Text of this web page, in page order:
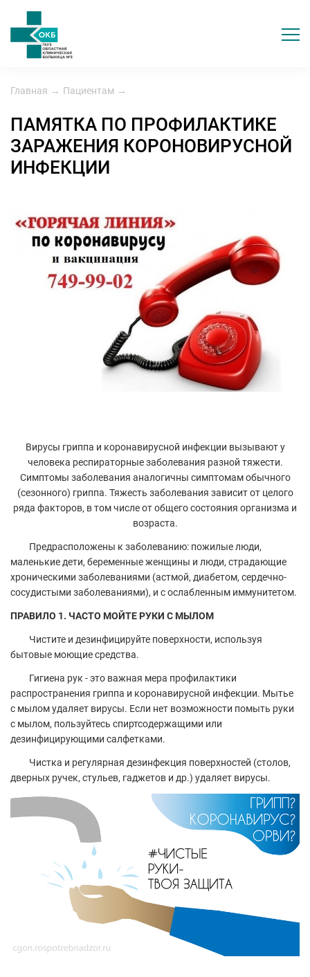
Главная → Пациентам →
ПАМЯТКА ПО ПРОФИЛАКТИКЕ
ЗАРАЖЕНИЯ КОРОНОВИРУСНОЙ
ИНФЕКЦИИ
Вирусы гриппа и коронавирусной инфекции вызывают у
человека респираторные заболевания разной тяжести.
Симптомы заболевания аналогичны симптомам обычного
(сезонного) гриппа. Тяжесть заболевания зависит от целого
ряда факторов, в том числе от общего состояния организма и
возраста.
Предрасположены к заболеванию: пожилые люди,
маленькие дети, беременные женщины и люди, страдающие
хроническими заболеваниями (астмой, диабетом, сердечно-
сосудистыми заболеваниями), и с ослабленным иммунитетом.
ПРАВИЛО 1. ЧАСТО МОЙТЕ РУКИ С МЫЛОМ
Чистите и дезинфицируйте поверхности, используя
бытовые моющие средства.
Гигиена рук - это важная мера профилактики
распространения гриппа и коронавирусной инфекции. Мытье
с мылом удаляет вирусы. Если нет возможности помыть руки
с мылом, пользуйтесь спиртсодержащими или
дезинфицирующими салфетками.
Чистка и регулярная дезинфекция поверхностей (столов,
дверных ручек, стульев, гаджетов и др.) удаляет вирусы.